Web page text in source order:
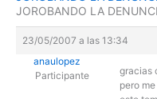
JOROBANDO LA
23/05/2007 a las 13:34
anaulopez
Participante
gracias
pero